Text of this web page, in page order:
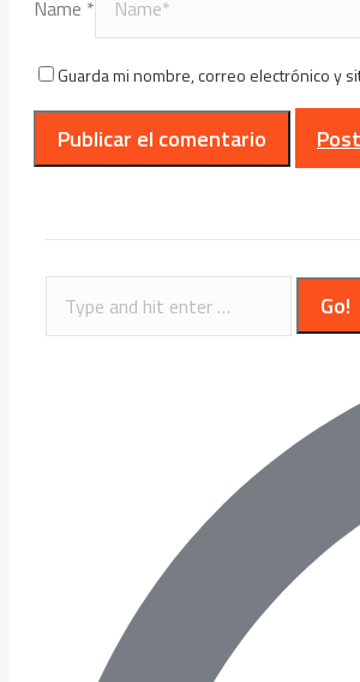
Name *
Guarda mi nombre, correo electrónico y